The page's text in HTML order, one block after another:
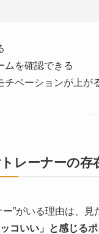
ムを確認できる
チベーションが上が
レーナーの存
”がいる理由は、見
コいい」と感じる